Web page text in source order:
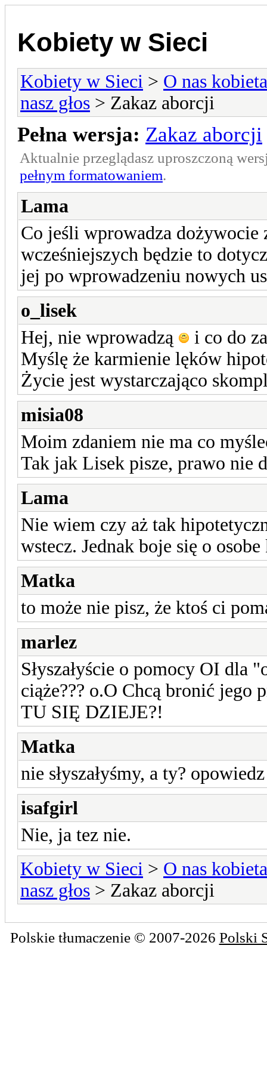
Kobiety w Sieci
Kobiety w Sieci > O nas
nasz głos > Zakaz aborcji
Pełna wersja: Zakaz aborcji
Aktualnie przeglądasz uproszczoną
pełnym formatowaniem.
Lama
Co jeśli wprowadza dożywocie
wcześniejszych będzie to
jej po wprowadzeniu nowych
o_lisek
Hej, nie wprowadzą
i co do
Myślę że karmienie lęków
Życie jest wystarczająco
misia08
Moim zdaniem nie ma co
Tak jak Lisek pisze, prawo nie
Lama
Nie wiem czy aż tak
wstecz. Jednak boje się o
Matka
to może nie pisz, że ktoś ci
marlez
Słyszałyście o pomocy OI dla
ciąże??? o.O Chcą bronić jego
TU SIĘ DZIEJE?!
Matka
nie słyszałyśmy, a ty?
isafgirl
Nie, ja tez nie.
Kobiety w Sieci > O nas
nasz głos > Zakaz aborcji
Polskie tłumaczenie © 2007-2026 Polski